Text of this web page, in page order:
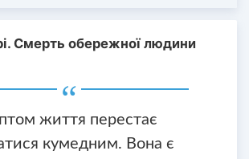
Смерть обережної людини
життя перестає
кумедним. Вона є